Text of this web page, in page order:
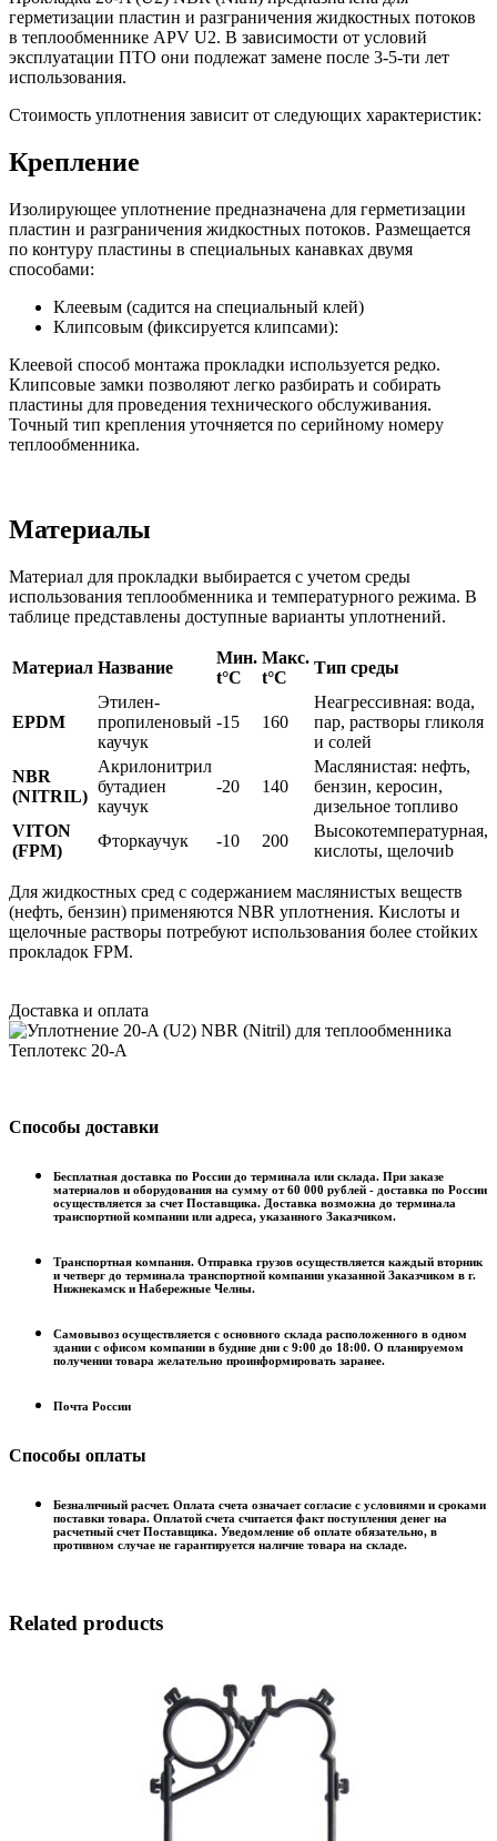
герметизации пластин и разграничения жидкостных потоков
в теплообменнике APV U2. В зависимости от условий
эксплуатации ПТО они подлежат замене после 3-5-ти лет
использования.
Стоимость уплотнения зависит от следующих характеристик:
Крепление
Изолирующее уплотнение предназначена для герметизации
пластин и разграничения жидкостных потоков. Размещается
по контуру пластины в специальных канавках двумя
способами:
Клеевым (садится на специальный клей)
Клипсовым (фиксируется клипсами):
Клеевой способ монтажа прокладки используется редко.
Клипсовые замки позволяют легко разбирать и собирать
пластины для проведения технического обслуживания.
Точный тип крепления уточняется по серийному номеру
теплообменника.
Материалы
Материал для прокладки выбирается с учетом среды
использования теплообменника и температурного режима. В
таблице представлены доступные варианты уплотнений.
Материал Название
Мин.
t°С
Макс.
t°С
Тип среды
EPDM
Этилен-
пропиленовый
каучук
-15 160
Неагрессивная: вода,
пар, растворы гликоля
и солей
NBR
(NITRIL)
Акрилонитрил
бутадиен
каучук
-20 140
Маслянистая: нефть,
бензин, керосин,
дизельное топливо
VITON
(FPM)
Фторкаучук -10 200
Высокотемпературная,
кислоты, щелочиb
Для жидкостных сред с содержанием маслянистых веществ
(нефть, бензин) применяются NBR уплотнения. Кислоты и
щелочные растворы потребуют использования более стойких
прокладок FPM.
Доставка и оплата
Способы доставки
Бесплатная доставка по России до терминала или склада. При заказе
материалов и оборудования на сумму от 60 000 рублей - доставка по России
осуществляется за счет Поставщика. Доставка возможна до терминала
транспортной компании или адреса, указанного Заказчиком.
Транспортная компания. Отправка грузов осуществляется каждый вторник
и четверг до терминала транспортной компании указанной Заказчиком в г.
Нижнекамск и Набережные Челны.
Самовывоз осуществляется с основного склада расположенного в одном
здании с офисом компании в будние дни с 9:00 до 18:00. О планируемом
получении товара желательно проинформировать заранее.
Почта России
Способы оплаты
Безналичный расчет. Оплата счета означает согласие с условиями и сроками
поставки товара. Оплатой счета считается факт поступления денег на
расчетный счет Поставщика. Уведомление об оплате обязательно, в
противном случае не гарантируется наличие товара на складе.
Related products